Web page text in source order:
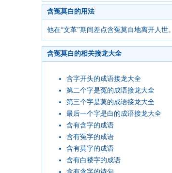
含冤莫白的用法
他在“文革”期间差点含冤莫白地离开人世。
含冤莫白的相关接龙大全
含字开头的成语接龙大全
第二个字是冤的成语接龙大全
第三个字是莫的成语接龙大全
最后一个字是白的成语接龙大全
含有含字的成语
含有冤字的成语
含有莫字的成语
含有白褛字的成语